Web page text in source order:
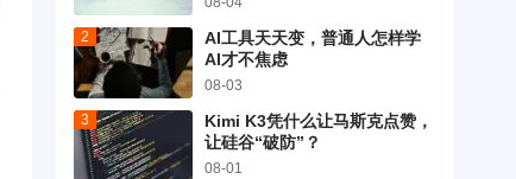
AI工具天天变，普通人怎样学
AI才不焦虑
08-03
Kimi K3凭什么让马斯克点赞，
让硅谷“破防”？
08-01